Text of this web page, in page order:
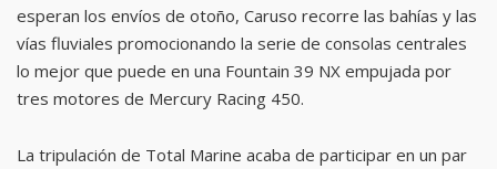
esperan los envíos de otoño, Caruso recorre las bahías y las
vías fluviales promocionando la serie de consolas centrales
lo mejor que puede en una Fountain 39 NX empujada por
tres motores de Mercury Racing 450.
La tripulación de Total Marine acaba de participar en un par